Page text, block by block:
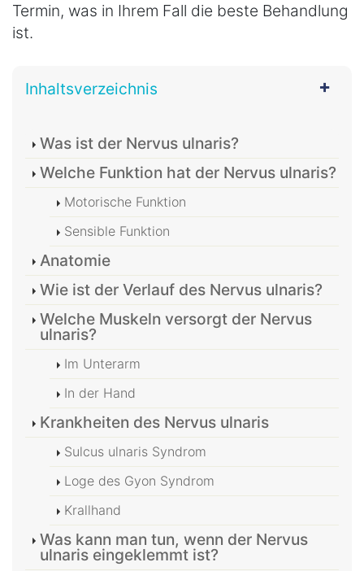
Termin, was in Ihrem Fall die beste Behandlung
ist.
Inhaltsverzeichnis
Was ist der Nervus ulnaris?
Welche Funktion hat der Nervus ulnaris?
Motorische Funktion
Sensible Funktion
Anatomie
Wie ist der Verlauf des Nervus ulnaris?
Welche Muskeln versorgt der Nervus
ulnaris?
Im Unterarm
In der Hand
Krankheiten des Nervus ulnaris
Sulcus ulnaris Syndrom
Loge des Gyon Syndrom
Krallhand
Was kann man tun, wenn der Nervus
ulnaris eingeklemmt ist?